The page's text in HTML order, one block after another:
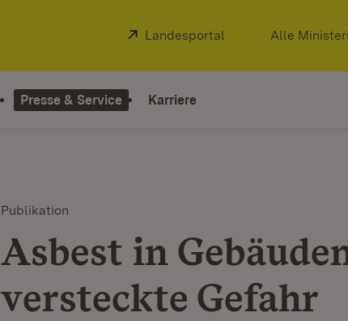
Extern:
Landesportal (Öffnet in neuem
Alle
Presse & Service Karriere
Publikation
Asbest in
versteckte Gefahr